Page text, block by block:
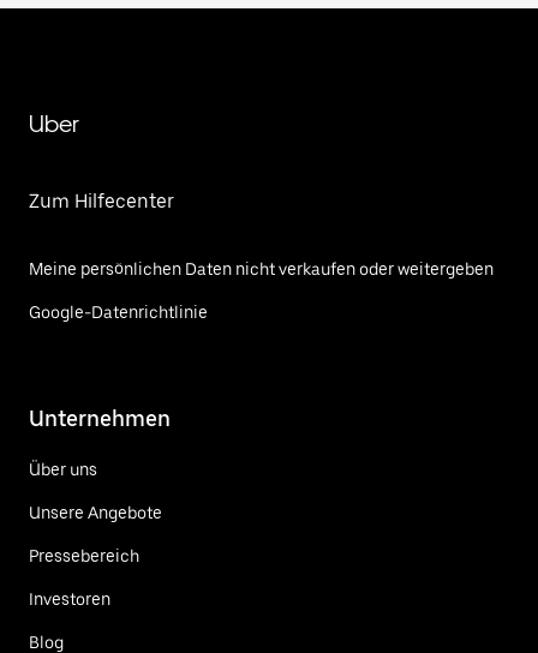
Uber
Zum Hilfecenter
Meine persönlichen Daten nicht verkaufen oder weitergeben
Google-Datenrichtlinie
Unternehmen
Über uns
Unsere Angebote
Pressebereich
Investoren
Blog